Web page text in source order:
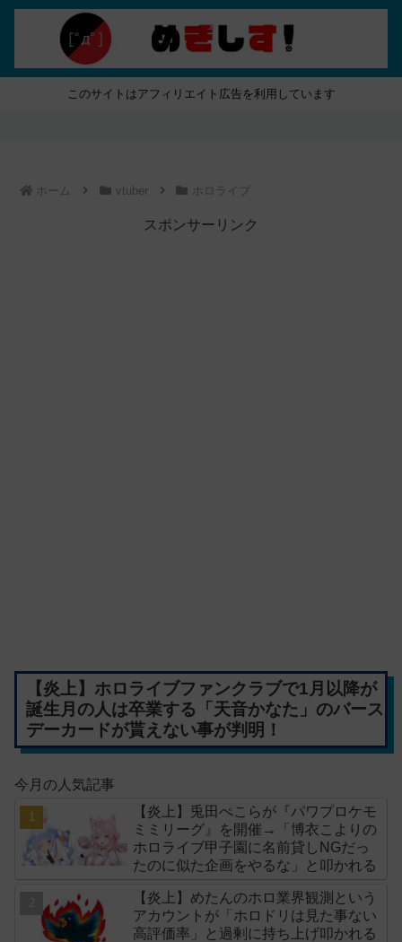
このサイトはアフィリエイト広告を利用しています
ホーム vtuber ホロライブ
スポンサーリンク
【炎上】ホロライブファンクラブで1月以降が
誕生月の人は卒業する「天音かなた」のバース
デーカードが貰えない事が判明！
今月の人気記事
【炎上】兎田ぺこらが『パワプロケモ
ミミリーグ』を開催→「博衣こよりの
ホロライブ甲子園に名前貸しNGだっ
たのに似た企画をやるな」と叩かれる
【炎上】めたんのホロ業界観測という
アカウントが「ホロドリは見た事ない
高評価率」と過剰に持ち上げ叩かれる